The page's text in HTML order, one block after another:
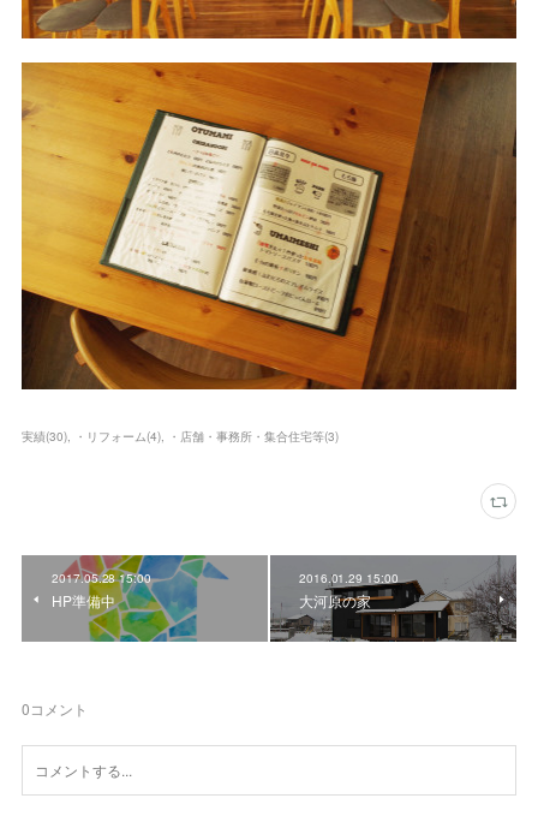
実績(30) ・リフォーム(4) ・店舗・事務所・集合住宅等(3)
2017.05.28 15:00
HP準備中
2016.01.29 15:00
大河原の家
0コメント